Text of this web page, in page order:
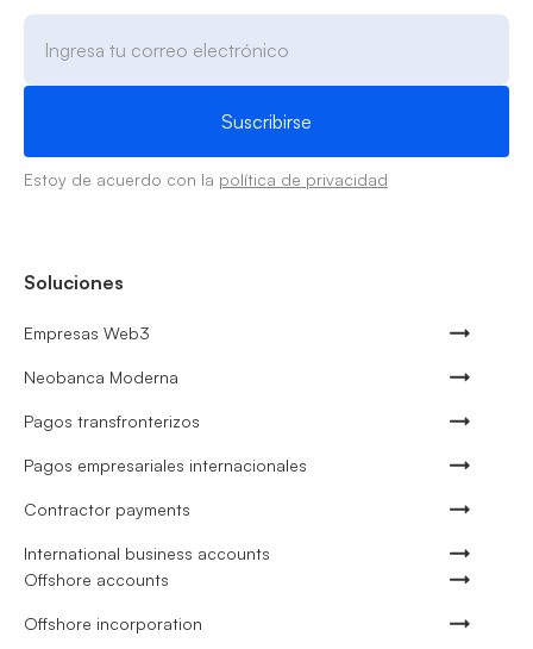
Estoy de acuerdo con la política de privacidad
Soluciones
Empresas Web3
Neobanca Moderna
Pagos transfronterizos
Pagos empresariales internacionales
Contractor payments
International business accounts
Offshore accounts
Offshore incorporation